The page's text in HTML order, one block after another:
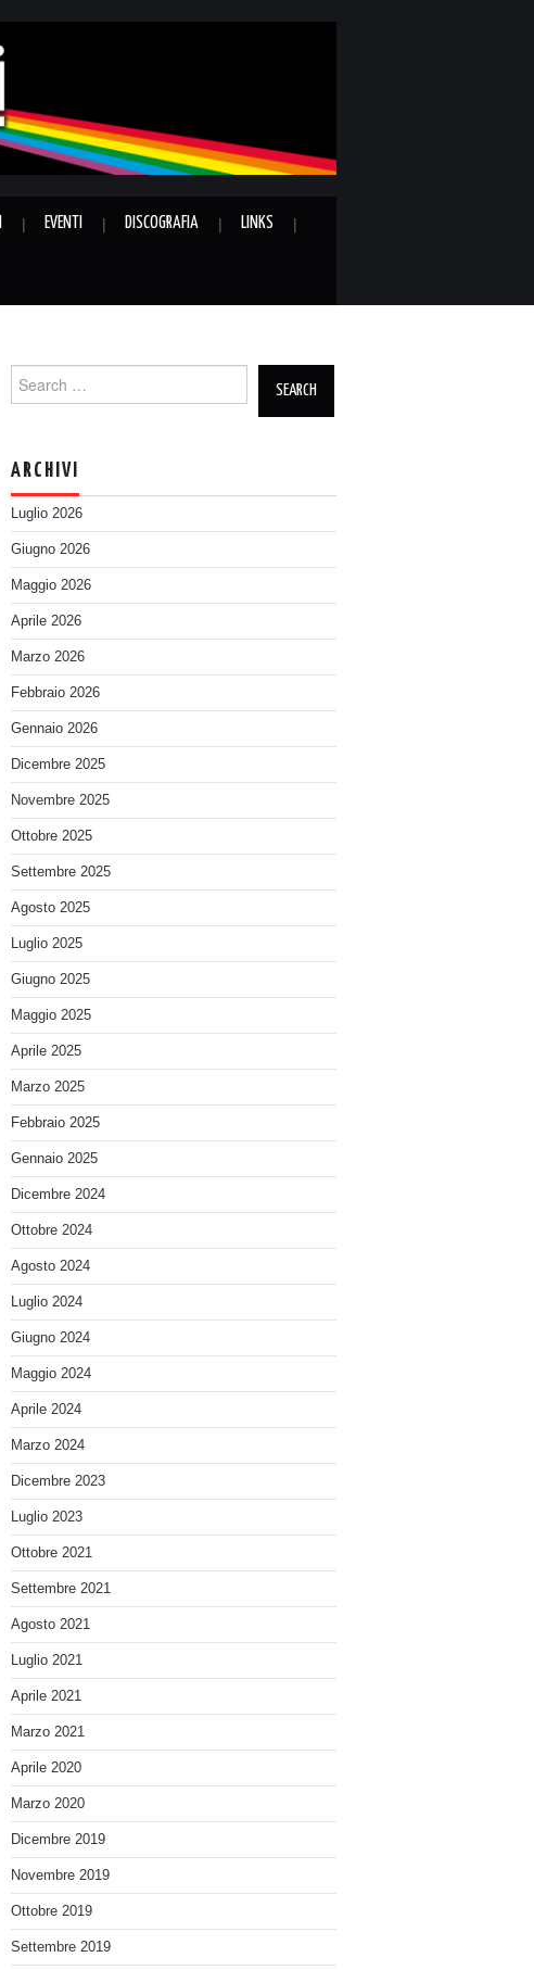
EVENTI DISCOGRAFIA LINKS
for:
ARCHIVI
Luglio 2026
Giugno 2026
Maggio 2026
Aprile 2026
Marzo 2026
Febbraio 2026
Gennaio 2026
Dicembre 2025
Novembre 2025
Ottobre 2025
Settembre 2025
Agosto 2025
Luglio 2025
Giugno 2025
Maggio 2025
Aprile 2025
Marzo 2025
Febbraio 2025
Gennaio 2025
Dicembre 2024
Ottobre 2024
Agosto 2024
Luglio 2024
Giugno 2024
Maggio 2024
Aprile 2024
Marzo 2024
Dicembre 2023
Luglio 2023
Ottobre 2021
Settembre 2021
Agosto 2021
Luglio 2021
Aprile 2021
Marzo 2021
Aprile 2020
Marzo 2020
Dicembre 2019
Novembre 2019
Ottobre 2019
Settembre 2019